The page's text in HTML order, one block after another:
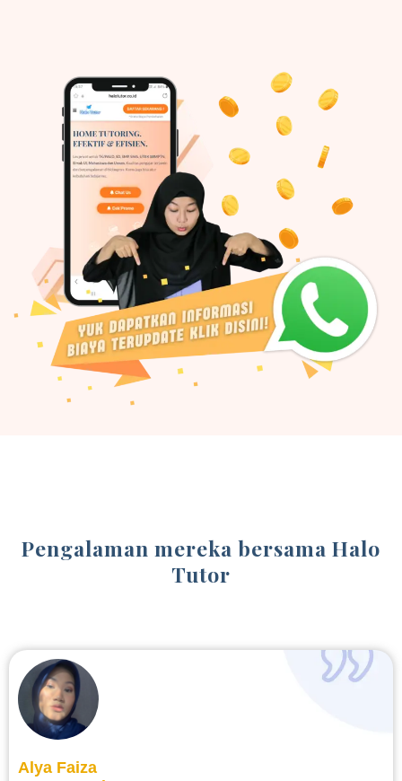
Pengalaman mereka bersama Halo
Tutor
Alya Faiza